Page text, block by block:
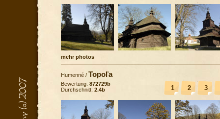
mehr photos
Humenné / Topoľa
1 2 3
Bewertung: 872729b
Durchschnitt: 2.4b